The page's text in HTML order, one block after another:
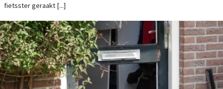
fietsster geraakt [...]